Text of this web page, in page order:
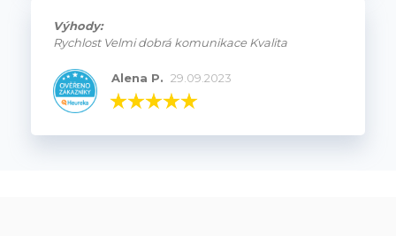
Výhody:
Rychlost Velmi dobrá komunikace Kvalita
Alena P. 29.09.2023